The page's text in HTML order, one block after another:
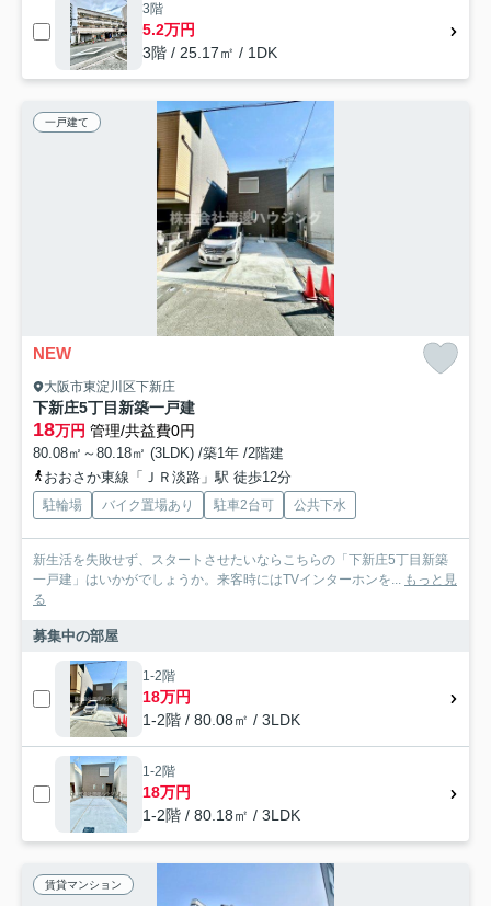
3階
5.2万円
3階 / 25.17㎡ / 1DK
一戸建て
NEW
大阪市東淀川区下新庄
下新庄5丁目新築一戸建
18万円 管理/共益費0円
80.08㎡～80.18㎡ (3LDK) /築1年 /2階建
おおさか東線「ＪＲ淡路」駅 徒歩12分
駐輪場 バイク置場あり 駐車2台可 公共下水
新生活を失敗せず、スタートさせたいならこちらの「下新庄5丁目新築
一戸建」はいかがでしょうか。来客時にはTVインターホンを... もっと見
る
募集中の部屋
1-2階
18万円
1-2階 / 80.08㎡ / 3LDK
1-2階
18万円
1-2階 / 80.18㎡ / 3LDK
賃貸マンション